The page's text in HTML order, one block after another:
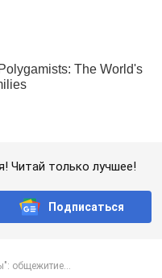
Читай только лучшее!
Подписаться
общежитие...